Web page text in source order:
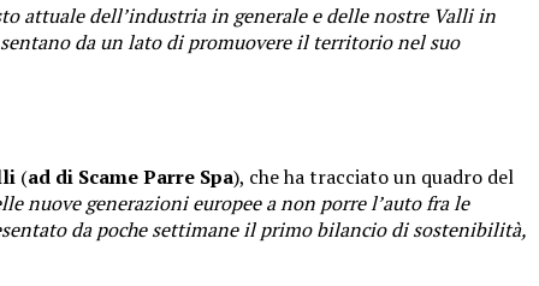
attuale dell’industria in generale e delle nostre Valli in
da un lato di promuovere il territorio nel suo
(ad di Scame Parre Spa), che ha tracciato un quadro del
nuove generazioni europee a non porre l’auto fra le
da poche settimane il primo bilancio di sostenibilità,